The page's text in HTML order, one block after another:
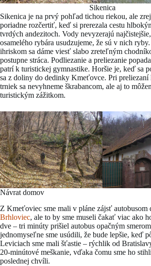
Sikenica
Sikenica je na prvý pohľad tichou riekou, ale
poriadne rozčertiť, keď si prerezala cestu
tvrdých andezitoch. Vody nevyzerajú
osamelého rybára usudzujeme, že sú v nich
ihriskom sa dáme viesť slabo zreteľným
postupne stráca. Podliezanie a preliezanie
patrí k turistickej gymnastike. Horšie je, keď sa
sa z doliny do dedinky Kmeťovce. Pri preliezaní
trniek sa nevyhneme škrabancom, ale aj to
turistickým zážitkom.
Návrat domov
Z Kmeťoviec sme mali v pláne zájsť autobusom
Brhloviec, ale to by sme museli čakať viac ako
dve – tri minúty prišiel autobus opačným
jednomyseľne sme usúdili, že bude lepšie, keď
Leviciach sme mali šťastie – rýchlik od
20-minútové meškanie, vďaka čomu sme ho
poslednej chvíli.